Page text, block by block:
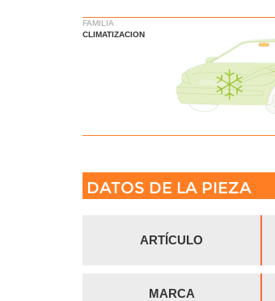
FAMILIA
CLIMATIZACION
DATOS DE LA PIEZA
ARTÍCULO
MARCA